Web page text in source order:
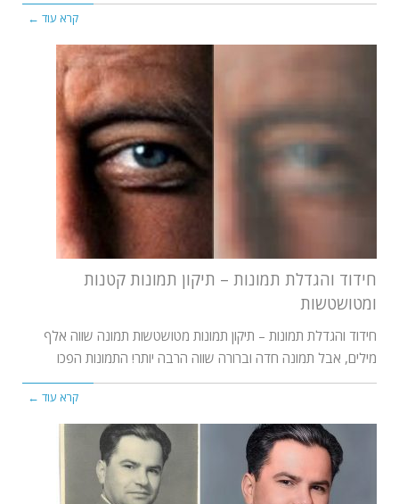
קרא עוד ←
חידוד והגדלת תמונות – תיקון תמונות קטנות
ומטושטשות
חידוד והגדלת תמונות – תיקון תמונות מטושטשות תמונה שווה אלף
מילים, אבל תמונה חדה וברורה שווה הרבה יותר! התמונות הפכו
קרא עוד ←